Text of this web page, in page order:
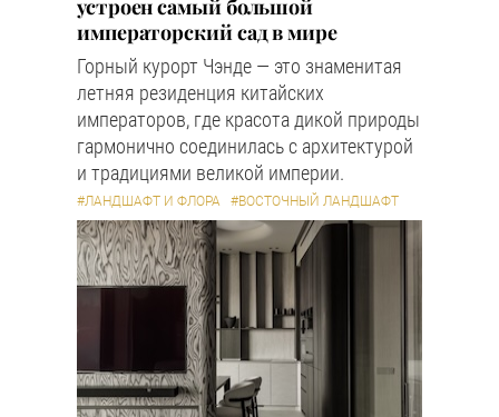
устроен самый большой
императорский сад в мире
Горный курорт Чэнде — это знаменитая
летняя резиденция китайских
императоров, где красота дикой природы
гармонично соединилась с архитектурой
и традициями великой империи.
#ЛАНДШАФТ И ФЛОРА #ВОСТОЧНЫЙ ЛАНДШАФТ